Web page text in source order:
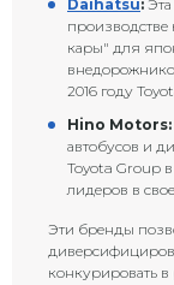
Daihatsu:
кары" для
2016 году
Hino Motors:
автобусов и
Toyota Group
лидеров в
Эти бренды
конкурировать